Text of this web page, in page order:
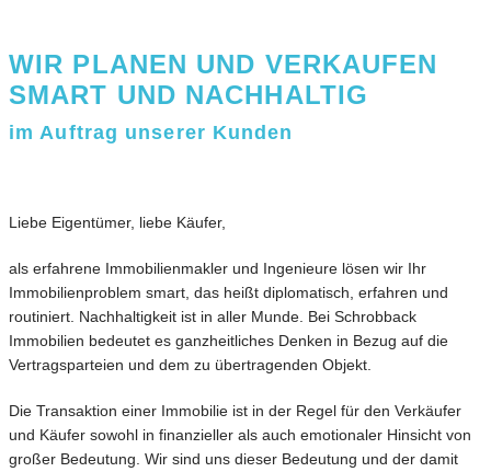
WIR PLANEN UND VERKAUFEN
SMART UND NACHHALTIG
im Auftrag unserer Kunden
Liebe Eigentümer, liebe Käufer,
als erfahrene Immobilienmakler und Ingenieure lösen wir Ihr
Immobilienproblem smart, das heißt diplomatisch, erfahren und
routiniert. Nachhaltigkeit ist in aller Munde. Bei Schrobback
Immobilien bedeutet es ganzheitliches Denken in Bezug auf die
Vertragsparteien und dem zu übertragenden Objekt.
Die Transaktion einer Immobilie ist in der Regel für den Verkäufer
und Käufer sowohl in finanzieller als auch emotionaler Hinsicht von
großer Bedeutung. Wir sind uns dieser Bedeutung und der damit